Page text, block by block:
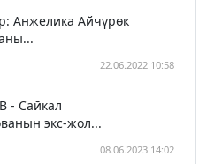
Анжелика Айчүрөк
22.06.2022 10:58
- Сайкал
экс-жол...
08.06.2023 14:02